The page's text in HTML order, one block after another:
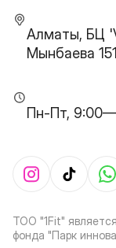
Алматы, БЦ
Мынбаева
Пн-Пт,
ТОО "1Fit"
фонда "Парк